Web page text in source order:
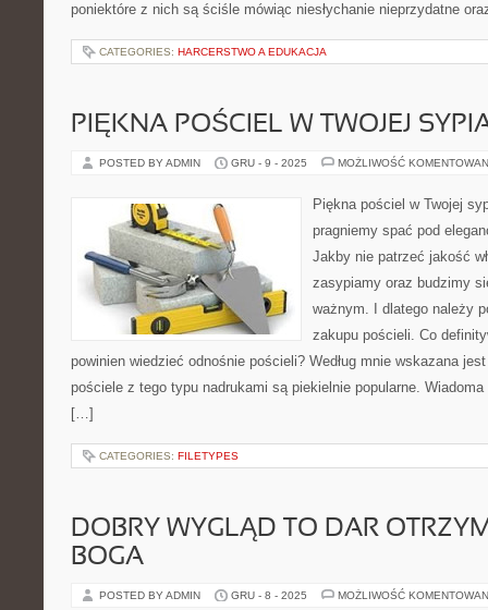
poniektóre z nich są ściśle mówiąc niesłychanie nieprzydatne
CATEGORIES: HARCERSTWO A EDUKACJA
PIĘKNA POŚCIEL W TWOJEJ
POSTED BY ADMIN GRU - 9 - 2025 MOŻLIWOŚĆ
Piękna pościel w Twojej
pragniemy spać pod
Jakby nie patrzeć jakość
zasypiamy oraz budzimy
ważnym. I dlatego należy
zakupu pościeli. Co
powinien wiedzieć odnośnie pościeli? Według mnie wskazana
pościele z tego typu nadrukami są piekielnie popularne.
[…]
CATEGORIES: FILETYPES
DOBRY WYGLĄD TO DAR
BOGA
POSTED BY ADMIN GRU - 8 - 2025 MOŻLIWOŚĆ